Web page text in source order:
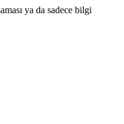
ya da sadece bilgi